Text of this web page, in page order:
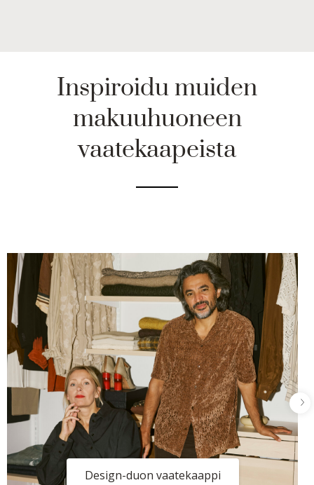
Inspiroidu muiden
makuuhuoneen
vaatekaapeista
Design-duon vaatekaappi